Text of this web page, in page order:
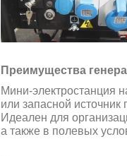
Преимущества
Мини-электростанция
или запасной источник
Идеален для
а также в полевых